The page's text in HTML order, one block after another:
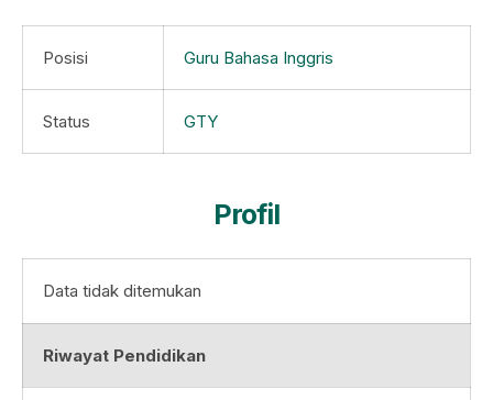
Posisi Guru Bahasa Inggris
Status GTY
Profil
Data tidak ditemukan
Riwayat Pendidikan